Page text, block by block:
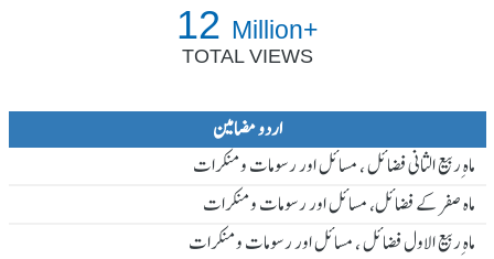
12 Million+
TOTAL VIEWS
اردو مضامین
ماہ ِربیع الثانی فضائل ، مسائل اور رسومات و منکرات
ماہ صفر کے فضائل، مسائل اور رسومات و منکرات
ماہ ِربیع الاول فضائل ، مسائل اور رسومات و منکرات